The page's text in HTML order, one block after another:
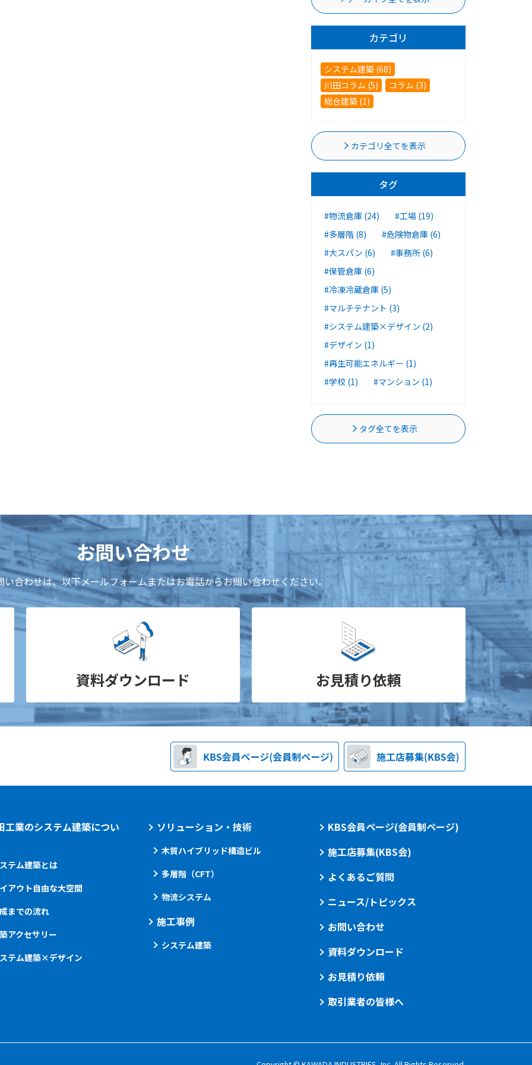
カテゴリ
システム建築 (68)
川田コラム (5)
コラム (3)
総合建築 (1)
カテゴリ全てを表示
タグ
#物流倉庫 (24)
#工場 (19)
#多層階 (8)
#危険物倉庫 (6)
#大スパン (6)
#事務所 (6)
#保管倉庫 (6)
#冷凍冷蔵倉庫 (5)
#マルチテナント (3)
#システム建築×デザイン (2)
#デザイン (1)
#再生可能エネルギー (1)
#学校 (1)
#マンション (1)
タグ全てを表示
お問い合わせ
い合わせは、以下メールフォームまたはお電話からお問い合わせください。
資料ダウンロード お見積り依頼
工業のシステム建築につい
テム建築とは
アウト自由な大空間
までの流れ
アクセサリー
テム建築×デザイン
ソリューション・技術
木質ハイブリッド構造ビル
多層階（CFT）
物流システム
施工事例
システム建築
KBS会員ページ(会員制ページ)
施工店募集(KBS会)
よくあるご質問
ニュース/トピックス
お問い合わせ
資料ダウンロード
お見積り依頼
取引業者の皆様へ